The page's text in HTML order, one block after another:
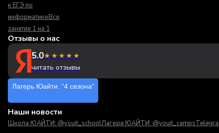
к ЕГЭ по
информатикеВсе
занятия 1 на 1
Отзывы о нас
5.0★★★★★
читать отзывы
Лагерь Юайти. "4 сезона"
Наши новости
Школа ЮАЙТИ: @youit_schoolЛагеря ЮАЙТИ: @youit_camps